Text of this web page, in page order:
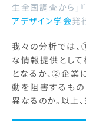
生全国調査から」
アデザイン学会発
我々の分析では
な情報提供として
となるか、②企業
動を阻害するも
異なるのか。以上